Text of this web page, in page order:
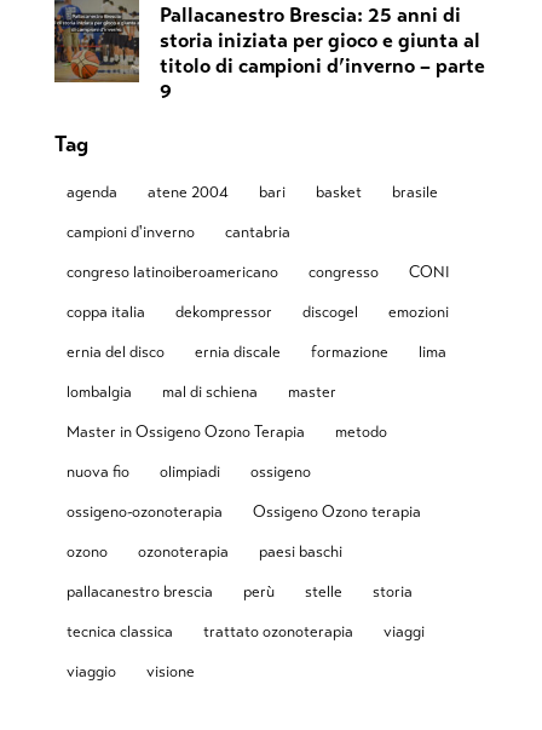
Pallacanestro Brescia: 25 anni di
storia iniziata per gioco e giunta al
titolo di campioni d’inverno – parte
9
Tag
agenda atene 2004 bari basket brasile
campioni d'inverno cantabria
congreso latinoiberoamericano congresso CONI
coppa italia dekompressor discogel emozioni
ernia del disco ernia discale formazione lima
lombalgia mal di schiena master
Master in Ossigeno Ozono Terapia metodo
nuova fio olimpiadi ossigeno
ossigeno-ozonoterapia Ossigeno Ozono terapia
ozono ozonoterapia paesi baschi
pallacanestro brescia perù stelle storia
tecnica classica trattato ozonoterapia viaggi
viaggio visione